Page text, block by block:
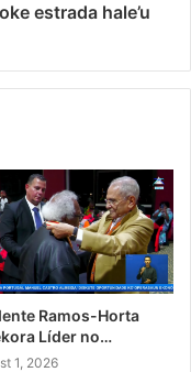
estrada hale’u
Ramos-Horta
Líder no…
1, 2026